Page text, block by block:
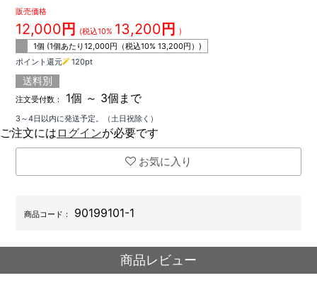
販売価格
12,000 円 (税込10% 13,200 円 )
1個 (1個あたり12,000円（税込10%13,200円）)
ポイント還元
120pt
送料別
注文受付数： 1個 ～ 3個まで
3～4日以内に発送予定。（土日祝除く）
ご注文には ログインが必要です
お気に入り
商品コード： 90199101-1
商品レビュー